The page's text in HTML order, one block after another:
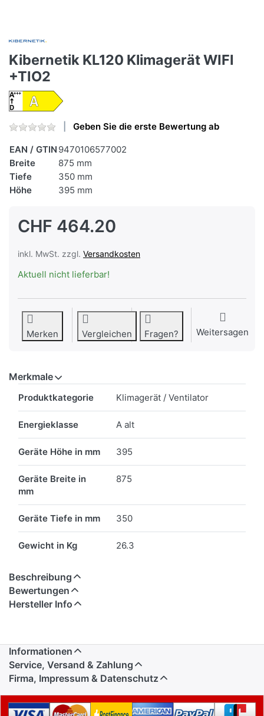
Kibernetik KL120 Klimagerät WIFI
+TIO2
Geben Sie die erste Bewertung ab
EAN / GTIN 9470106577002
Breite
875 mm
Tiefe
350 mm
Höhe
395 mm
CHF 464.20
inkl. MwSt. zzgl. Versandkosten
Aktuell nicht lieferbar!
Merken Vergleichen Fragen? Weitersagen
Merkmale
Produktkategorie Klimagerät / Ventilator
Energieklasse A alt
Geräte Höhe in mm 395
Geräte Breite in
mm
875
Geräte Tiefe in mm 350
Gewicht in Kg 26.3
Beschreibung
Bewertungen
Hersteller Info
Informationen
Service, Versand & Zahlung
Firma, Impressum & Datenschutz